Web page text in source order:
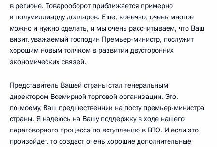
в регионе. Товарооборот приближается примерно
к полумиллиарду долларов. Еще, конечно, очень многое
можно и нужно сделать, и мы очень рассчитываем, что Ваш
визит, уважаемый господин Премьер-министр, послужит
хорошим новым толчком в развитии двусторонних
экономических связей.
Представитель Вашей страны стал генеральным
директором Всемирной торговой организации. Это,
по‑моему, Ваш предшественник на посту премьер-министра
страны. Я надеюсь на Вашу поддержку в ходе нашего
переговорного процесса по вступлению в ВТО. И если это
произойдет, то создаст очень хорошие дополнительные